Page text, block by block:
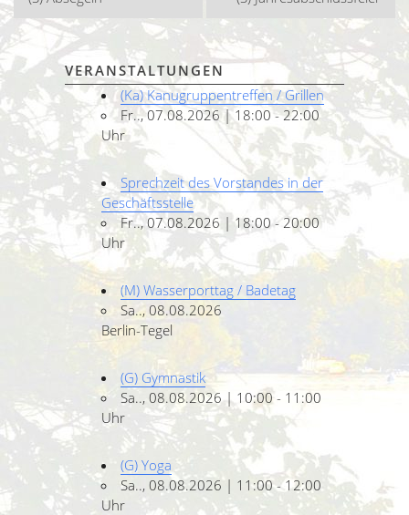
VERANSTALTUNGEN
(Ka) Kanugruppentreffen / Grillen
Fr.., 07.08.2026 | 18:00 - 22:00
Uhr
Sprechzeit des Vorstandes in der
Geschäftsstelle
Fr.., 07.08.2026 | 18:00 - 20:00
Uhr
(M) Wasserporttag / Badetag
Sa.., 08.08.2026
Berlin-Tegel
(G) Gymnastik
Sa.., 08.08.2026 | 10:00 - 11:00
Uhr
(G) Yoga
Sa.., 08.08.2026 | 11:00 - 12:00
Uhr